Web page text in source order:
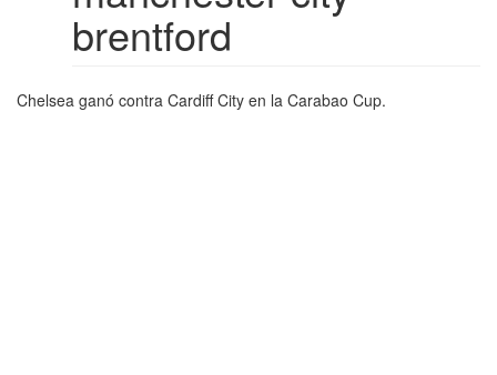
brentford
Chelsea ganó contra Cardiff City en la Carabao Cup.